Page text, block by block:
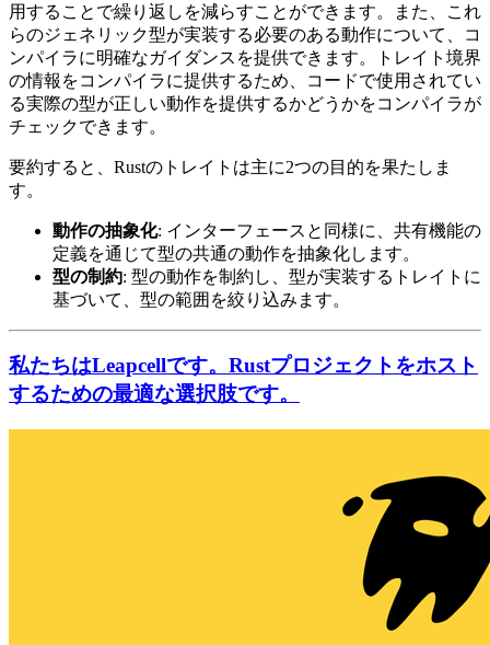
用することで繰り返しを減らすことができます。また、これ
らのジェネリック型が実装する必要のある動作について、コ
ンパイラに明確なガイダンスを提供できます。トレイト境界
の情報をコンパイラに提供するため、コードで使用されてい
る実際の型が正しい動作を提供するかどうかをコンパイラが
チェックできます。
要約すると、Rustのトレイトは主に2つの目的を果たしま
す。
動作の抽象化: インターフェースと同様に、共有機能の
定義を通じて型の共通の動作を抽象化します。
型の制約: 型の動作を制約し、型が実装するトレイトに
基づいて、型の範囲を絞り込みます。
私たちはLeapcellです。Rustプロジェクトをホスト
するための最適な選択肢です。